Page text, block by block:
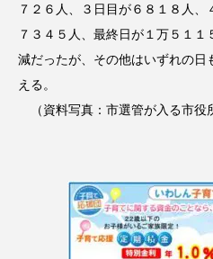
７２６人、３日目が６８１８人
７３４５人、最終日が１万５１
減だったが、その他はいずれの
える。
（資料写真：市選管が入る市役